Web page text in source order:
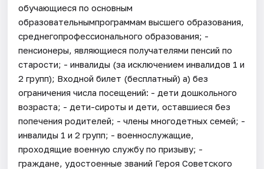
обучающиеся по основным
образовательнымпрограммам высшего образования,
среднегопрофессионального образования; -
пенсионеры, являющиеся получателями пенсий по
старости; - инвалиды (за исключением инвалидов 1 и
2 групп); Входной билет (бесплатный) а) без
ограничения числа посещений: - дети дошкольного
возраста; - дети-сироты и дети, оставшиеся без
попечения родителей; - члены многодетных семей; -
инвалиды 1 и 2 групп; - военнослужащие,
проходящие военную службу по призыву; -
граждане, удостоенные званий Героя Советского